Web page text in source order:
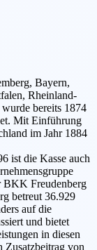
Bayern,
Rheinland-
bereits 1874
Mit Einführung
im Jahr 1884
ist die Kasse auch
BKK Freudenberg
betreut 36.929
auf die
und bietet
in diesen
Zusatzbeitrag von